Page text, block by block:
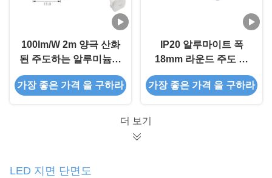
100lm/W 2m 양극 산화
된 주도하는 알루미늄은
튜브 빛을 위한 6063개
합금을 돋보이게 합니다
가장 좋은 가격 을 구하라
IP20 알루마이트 폭
18mm 라운드 주도 압
출 중단 PMMA
가장 좋은 가격 을 구하라
더 보기
LED 지면 단면도